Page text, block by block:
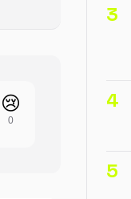
😢
0
3
4
5